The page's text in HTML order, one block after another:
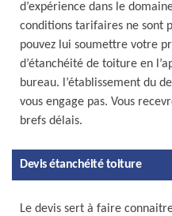
d’expérience dans le
conditions tarifaires ne sont
pouvez lui soumettre votre
d’étanchéité de toiture en
bureau. l’établissement du
vous engage pas. Vous
brefs délais.
Devis étanchéité toiture
Le devis sert à faire